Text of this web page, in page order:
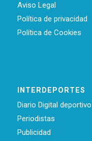
Aviso Legal
Política de privacidad
Política de Cookies
INTERDEPORTES
Diario Digital deportivo
Periodistas
Publicidad